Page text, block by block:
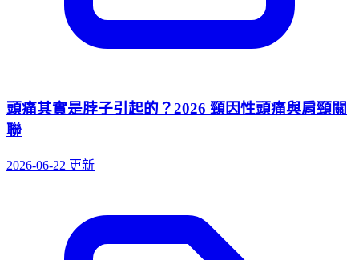
頭痛其實是脖子引起的？2026 頸因性頭痛與肩頸關
聯
2026-06-22 更新